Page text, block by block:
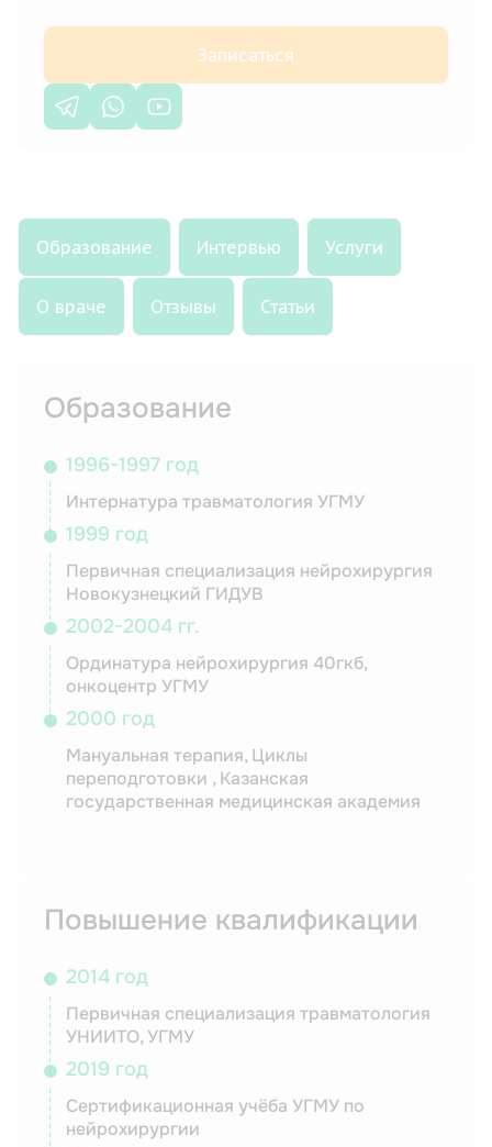
Записаться
Образование Интервью Услуги
О враче Отзывы Статьи
Образование
1996-1997 год
Интернатура травматология УГМУ
1999 год
Первичная специализация нейрохирургия
Новокузнецкий ГИДУВ
2002-2004 гг.
Ординатура нейрохирургия 40гкб,
онкоцентр УГМУ
2000 год
Мануальная терапия, Циклы
переподготовки , Казанская
государственная медицинская академия
Повышение квалификации
2014 год
Первичная специализация травматология
УНИИТО, УГМУ
2019 год
Сертификационная учёба УГМУ по
нейрохирургии